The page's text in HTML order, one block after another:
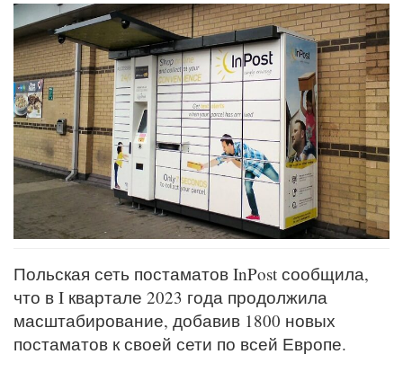
Польская сеть постаматов InPost сообщила,
что в I квартале 2023 года продолжила
масштабирование, добавив 1800 новых
постаматов к своей сети по всей Европе.